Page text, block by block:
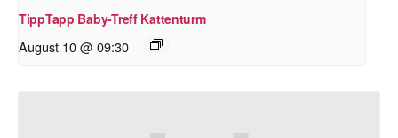
TippTapp Baby-Treff Kattenturm
August 10 @ 09:30